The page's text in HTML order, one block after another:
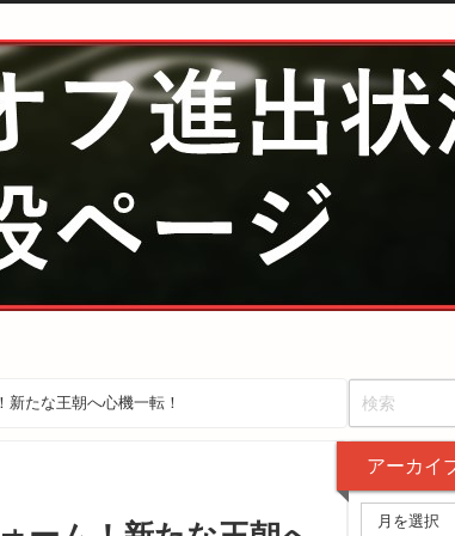
新たな王朝へ心機一転！
アーカイ